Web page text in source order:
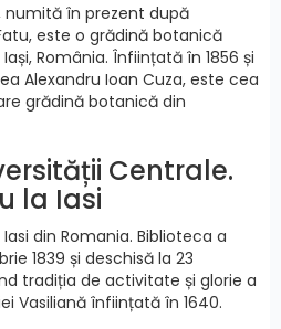
numită în prezent după
este o grădină botanică
România. Înființată în 1856 și
Alexandru Ioan Cuza, este cea
grădină botanică din
Centrale.
la Iasi
din Romania. Biblioteca a
1839 și deschisă la 23
tradiția de activitate și glorie a
Vasiliană înființată în 1640.